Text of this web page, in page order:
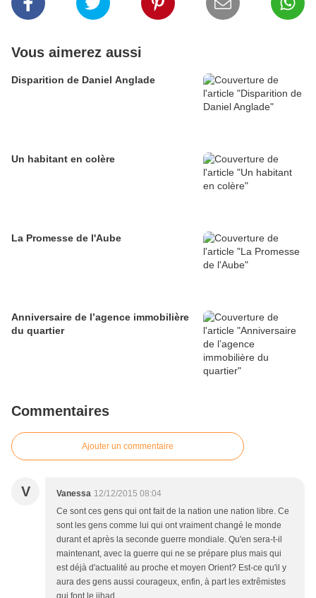
Vous aimerez aussi
Disparition de Daniel Anglade
Un habitant en colère
La Promesse de l'Aube
Anniversaire de l’agence immobilière
du quartier
Commentaires
Ajouter un commentaire
V Vanessa 12/12/2015 08:04
Ce sont ces gens qui ont fait de la nation une nation libre. Ce
sont les gens comme lui qui ont vraiment changé le monde
durant et après la seconde guerre mondiale. Qu'en sera-t-il
maintenant, avec la guerre qui ne se prépare plus mais qui
est déjà d'actualité au proche et moyen Orient? Est-ce qu'il y
aura des gens aussi courageux, enfin, à part les extrêmistes
qui font le jihad.